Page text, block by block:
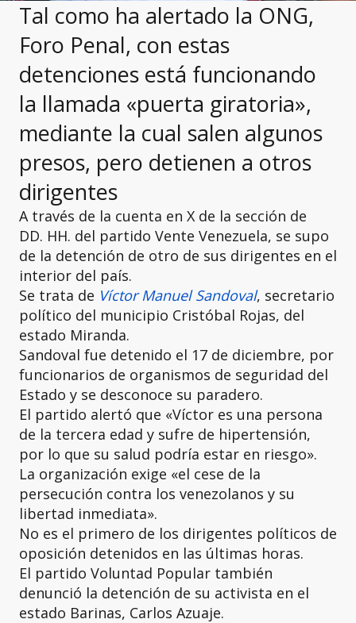
Tal como ha alertado la ONG,
Foro Penal, con estas
detenciones está funcionando
la llamada «puerta giratoria»,
mediante la cual salen algunos
presos, pero detienen a otros
dirigentes
A través de la cuenta en X de la sección de
DD. HH. del partido Vente Venezuela, se supo
de la detención de otro de sus dirigentes en el
interior del país.
Se trata de Víctor Manuel Sandoval, secretario
político del municipio Cristóbal Rojas, del
estado Miranda.
Sandoval fue detenido el 17 de diciembre, por
funcionarios de organismos de seguridad del
Estado y se desconoce su paradero.
El partido alertó que «Víctor es una persona
de la tercera edad y sufre de hipertensión,
por lo que su salud podría estar en riesgo».
La organización exige «el cese de la
persecución contra los venezolanos y su
libertad inmediata».
No es el primero de los dirigentes políticos de
oposición detenidos en las últimas horas.
El partido Voluntad Popular también
denunció la detención de su activista en el
estado Barinas, Carlos Azuaje.